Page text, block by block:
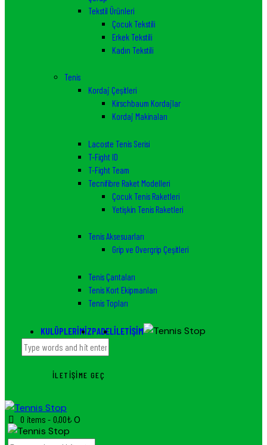
Tekstil Ürünleri
Çocuk Tekstili
Erkek Tekstili
Kadın Tekstili
Tenis
Kordaj Çeşitleri
Kirschbaum Kordajlar
Kordaj Makinaları
Lacoste Tenis Serisi
T-Fight ID
T-Fight Team
Tecnifibre Raket Modelleri
Çocuk Tenis Raketleri
Yetişkin Tenis Raketleri
Tenis Aksesuarları
Grip ve Overgrip Çeşitleri
Tenis Çantaları
Tenis Kort Ekipmanları
Tenis Topları
KULÜPLERIMIZPADELİLETIŞIM
İLETIŞIME GEÇ
0 items - 0,00₺ 0